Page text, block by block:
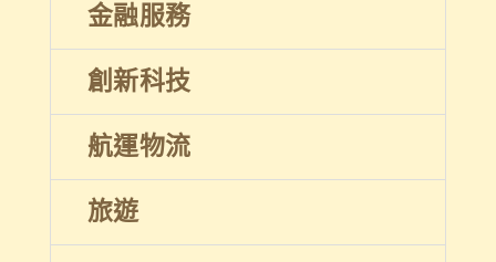
金融服務
創新科技
航運物流
旅遊